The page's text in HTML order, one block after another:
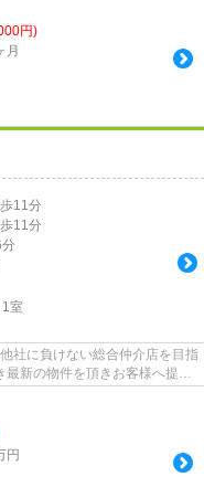
円)
月
11分
11分
分
1室
社に負けない総合仲介店を目指
最新の物件を頂きお客様へ提供
円